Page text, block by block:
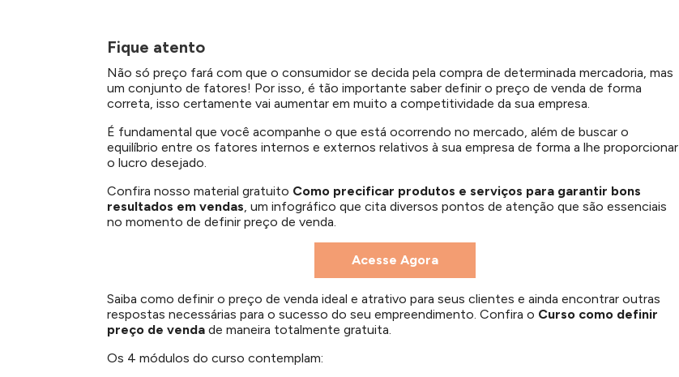
Fique atento
Não só preço fará com que o consumidor se decida pela compra de determinada mercadoria, mas
um conjunto de fatores! Por isso, é tão importante saber definir o preço de venda de forma
correta, isso certamente vai aumentar em muito a competitividade da sua empresa.
É fundamental que você acompanhe o que está ocorrendo no mercado, além de buscar o
equilíbrio entre os fatores internos e externos relativos à sua empresa de forma a lhe proporcionar
o lucro desejado.
Confira nosso material gratuito Como precificar produtos e serviços para garantir bons
resultados em vendas , um infográfico que cita diversos pontos de atenção que são essenciais
no momento de definir preço de venda.
Acesse Agora
Saiba como definir o preço de venda ideal e atrativo para seus clientes e ainda encontrar outras
respostas necessárias para o sucesso do seu empreendimento. Confira o Curso como definir
preço de venda de maneira totalmente gratuita.
Os 4 módulos do curso contemplam: